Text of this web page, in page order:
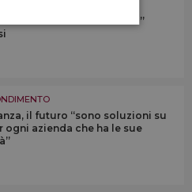
di sostenibilità: il “caso”
il futuro “sono soluzioni su
ogni azienda che ha le sue